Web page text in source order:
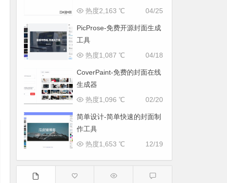
04/25
热度2,163 ℃
PicProse-免费开源封面生成
工具
04/18
热度1,087 ℃
CoverPaint-免费的封面在线
生成器
02/20
热度1,096 ℃
简单设计-简单快速的封面制
作工具
12/19
热度1,653 ℃